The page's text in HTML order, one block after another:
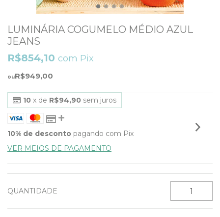
LUMINÁRIA COGUMELO MÉDIO AZUL
JEANS
R$949,00
R$854,10 com Pix
10 x de R$94,90 sem juros
10% de desconto pagando com Pix
VER MEIOS DE PAGAMENTO
QUANTIDADE